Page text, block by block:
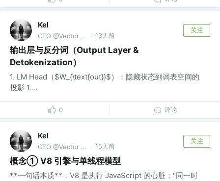
Kel
CEO @Vector Trek · 13天前
关注
输出层与反分词（Output Layer &
Detokenization）
1. LM Head（$W_{\text{out}}$）：隐藏状态到词表空间的
投影 1....
0 评论
Kel
CEO @Vector Trek · 15天前
关注
概念① V8 引擎与单线程模型
**一句话本质**：V8 是执行 JavaScript 的心脏；"同一时